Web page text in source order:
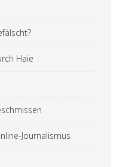
Haie
Journalismus